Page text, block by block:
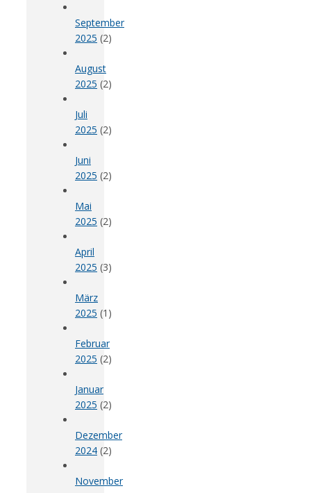
September
2025 (2)
August
2025 (2)
Juli
2025 (2)
Juni
2025 (2)
Mai
2025 (2)
April
2025 (3)
März
2025 (1)
Februar
2025 (2)
Januar
2025 (2)
Dezember
2024 (2)
November